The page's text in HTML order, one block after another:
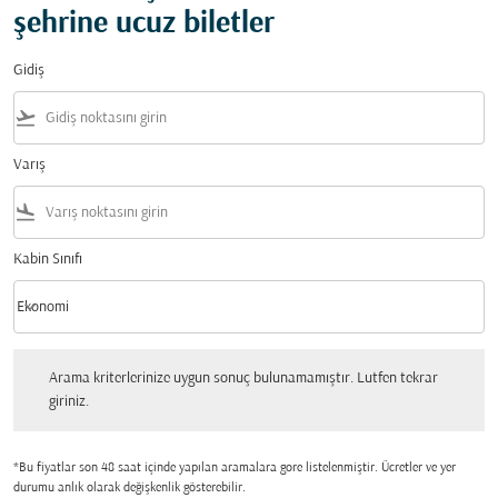
şehrine ucuz biletler
Gidiş
flight_takeoff
Varış
flight_land
Kabin Sınıfı
Kabin Sınıfı option Ekonomi Selected
Ekonomi
keyboard_arrow_down
Arama kriterlerinize uygun sonuç bulunamamıştır. Lutfen tekrar
giriniz.
*Bu fiyatlar son 48 saat içinde yapılan aramalara gore listelenmiştir. Ücretler ve yer
durumu anlık olarak değişkenlik gösterebilir.